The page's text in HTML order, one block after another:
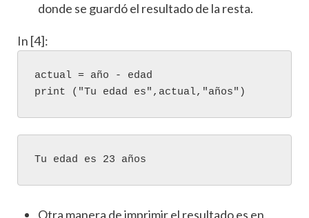
donde se guardó el resultado de la resta.
In [4]:
actual = año -
edad
print
( "Tu edad es" , actual, "años" )
Otra manera de imprimir el resultado es en